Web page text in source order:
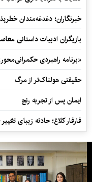
خبرنگاران؛ دغدغه‌مندان
بازیگران ادبیات داستانی
«برنامه راهبردی
حقیقتی هولناک‌تر از مرگ
ایمان پس از تجربه رنج
قارقار کلاغ؛ حادثه زیبای